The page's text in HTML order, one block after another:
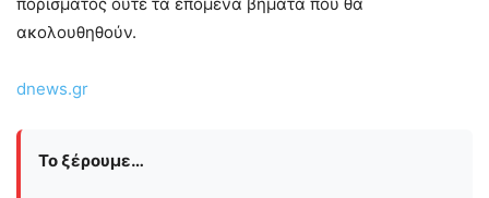
ακολουθηθούν.
dnews.gr
Το ξέρουμε…